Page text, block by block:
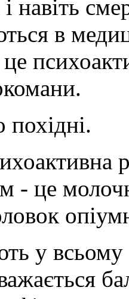
навіть
в
- це
у всьому